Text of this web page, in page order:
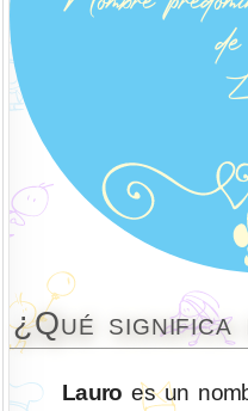
¿Qué significa
Lauro es un